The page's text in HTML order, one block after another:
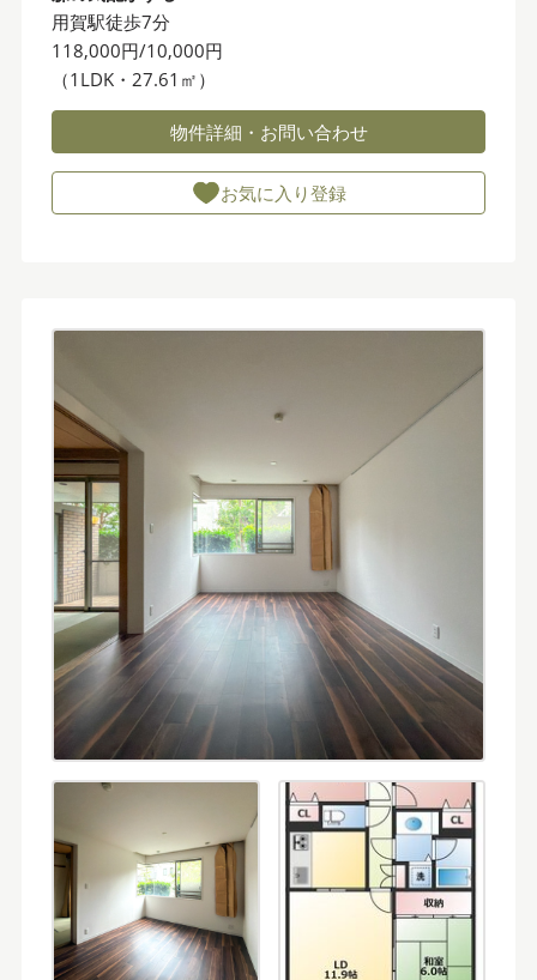
用賀駅徒歩7分
118,000円/10,000円
（1LDK・27.61㎡）
物件詳細・お問い合わせ
お気に入り登録